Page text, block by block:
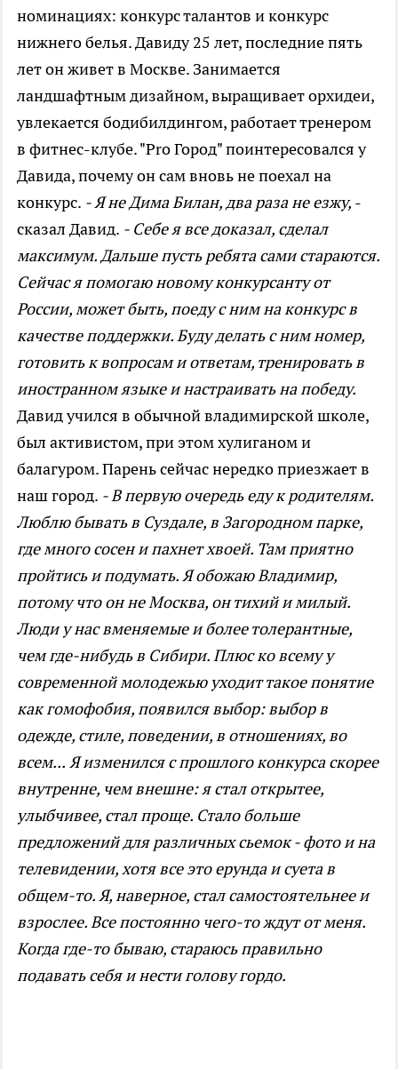
номинациях: конкурс талантов и конкурс
нижнего белья. Давиду 25 лет, последние пять
лет он живет в Москве. Занимается
ландшафтным дизайном, выращивает орхидеи,
увлекается бодибилдингом, работает тренером
в фитнес-клубе. "Pro Город" поинтересовался у
Давида, почему он сам вновь не поехал на
конкурс. - Я не Дима Билан, два раза не езжу, -
сказал Давид. - Себе я все доказал, сделал
максимум. Дальше пусть ребята сами стараются.
Сейчас я помогаю новому конкурсанту от
России, может быть, поеду с ним на конкурс в
качестве поддержки. Буду делать с ним номер,
готовить к вопросам и ответам, тренировать в
иностранном языке и настраивать на победу.
Давид учился в обычной владимирской школе,
был активистом, при этом хулиганом и
балагуром. Парень сейчас нередко приезжает в
наш город. - В первую очередь еду к родителям.
Люблю бывать в Суздале, в Загородном парке,
где много сосен и пахнет хвоей. Там приятно
пройтись и подумать. Я обожаю Владимир,
потому что он не Москва, он тихий и милый.
Люди у нас вменяемые и более толерантные,
чем где-нибудь в Сибири. Плюс ко всему у
современной молодежью уходит такое понятие
как гомофобия, появился выбор: выбор в
одежде, стиле, поведении, в отношениях, во
всем... Я изменился с прошлого конкурса скорее
внутренне, чем внешне: я стал открытее,
улыбчивее, стал проще. Стало больше
предложений для различных сьемок - фото и на
телевидении, хотя все это ерунда и суета в
общем-то. Я, наверное, стал самостоятельнее и
взрослее. Все постоянно чего-то ждут от меня.
Когда где-то бываю, стараюсь правильно
подавать себя и нести голову гордо.